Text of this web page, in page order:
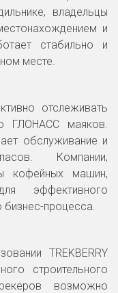
владельцы
и
стабильно и
месте.
отслеживать
ГЛОНАСС маяков.
обслуживание и
Компании,
кофейных машин,
эффективного
бизнес-процесса.
TREKBERRY
строительного
возможно